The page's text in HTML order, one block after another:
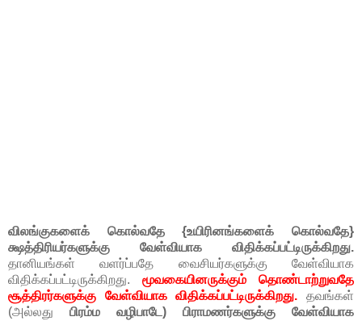
விலங்குகளைக் கொல்வதே {உயிரினங்களைக் கொல்வதே}
க்ஷத்திரியர்களுக்கு வேள்வியாக விதிக்கப்பட்டிருக்கிறது.
தானியங்கள் வளர்ப்பதே வைசியர்களுக்கு வேள்வியாக
விதிக்கப்பட்டிருக்கிறது. மூவகையினருக்கும் தொண்டாற்றுவதே
சூத்திரர்களுக்கு வேள்வியாக விதிக்கப்பட்டிருக்கிறது. தவங்கள்
(அல்லது பிரம்ம வழிபாடே) பிராமணர்களுக்கு வேள்வியாக